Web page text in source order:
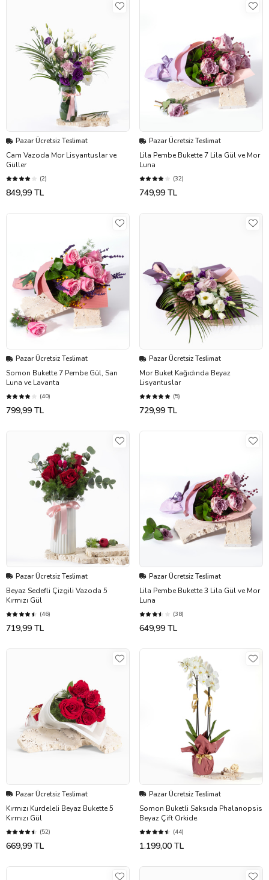
Pazar Ücretsiz Teslimat
Cam Vazoda Mor Lisyantuslar ve
Güller
(2)
849,99 TL
Pazar Ücretsiz Teslimat
Lila Pembe Bukette 7 Lila Gül ve Mor
Luna
(32)
749,99 TL
Pazar Ücretsiz Teslimat
Somon Bukette 7 Pembe Gül, Sarı
Luna ve Lavanta
(40)
799,99 TL
Pazar Ücretsiz Teslimat
Mor Buket Kağıdında Beyaz
Lisyantuslar
(5)
729,99 TL
Pazar Ücretsiz Teslimat
Beyaz Sedefli Çizgili Vazoda 5
Kırmızı Gül
(46)
719,99 TL
Pazar Ücretsiz Teslimat
Lila Pembe Bukette 3 Lila Gül ve Mor
Luna
(38)
649,99 TL
Pazar Ücretsiz Teslimat
Kırmızı Kurdeleli Beyaz Bukette 5
Kırmızı Gül
(52)
669,99 TL
Pazar Ücretsiz Teslimat
Somon Buketli Saksıda Phalanopsis
Beyaz Çift Orkide
(44)
1.199,00 TL